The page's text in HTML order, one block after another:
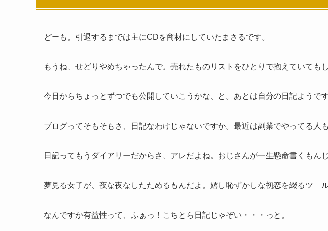
どーも。引退するまでは主にCDを商材にしていたまさるです。
もうね、せどりやめちゃったんで。売れたものリストをひとりで抱えていても
今日からちょっとずつでも公開していこうかな、と。あとは自分の日記ようです
ブログってそもそもさ、日記なわけじゃないですか。最近は副業でやってる人
日記ってもうダイアリーだからさ、アレだよね。おじさんが一生懸命書くもん
夢見る女子が、夜な夜なしたためるもんだよ。嬉し恥ずかしな初恋を綴るツール
なんですか有益性って、ふぁっ！こちとら日記じゃぞい・・・っと。